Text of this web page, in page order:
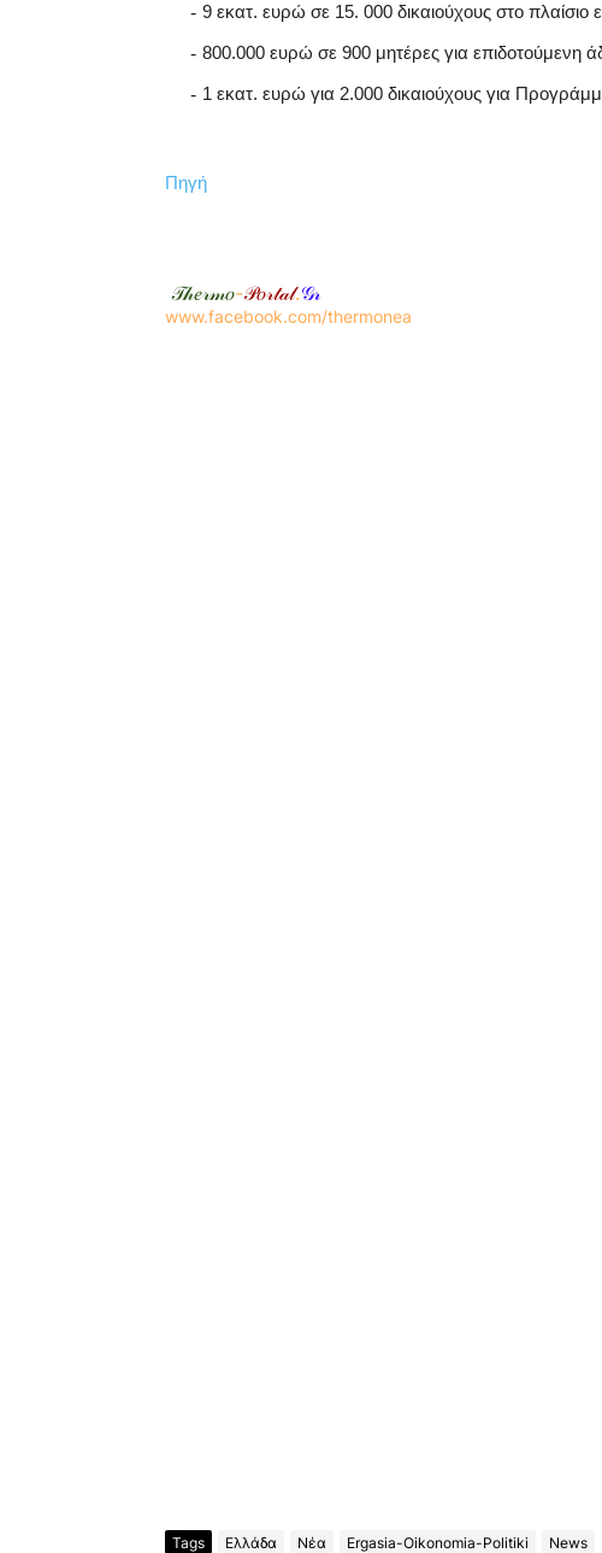
9 εκατ. ευρώ σε 15. 000 δικαιούχους στο
800.000 ευρώ σε 900 μητέρες για επιδοτούμενη
1 εκατ. ευρώ για 2.000 δικαιούχους για
Πηγή
𝒯𝒽𝑒𝓇𝓂𝑜-𝒫𝑜𝓇𝓉𝒶𝓁.𝒢𝓇
www.facebook.com/thermonea
Tags Ελλάδα Νέα Ergasia-Oikonomia-Politiki News